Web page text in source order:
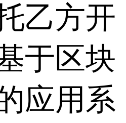
乙方开
于区块
应用系